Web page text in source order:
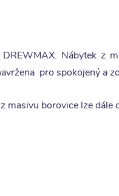
Nábytek z
pro spokojený a
borovice lze